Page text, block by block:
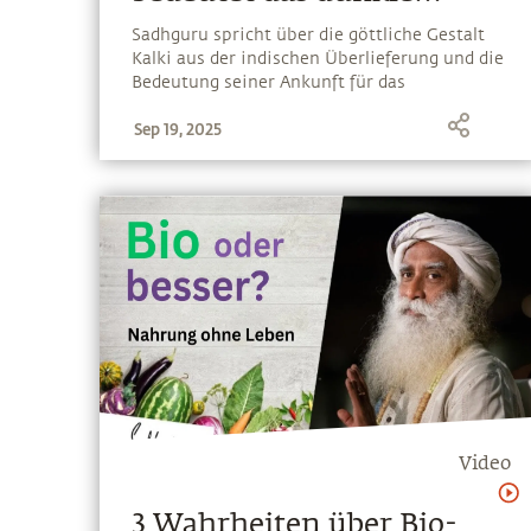
Zeitalter?
Sadhguru spricht über die göttliche Gestalt
Kalki aus der indischen Überlieferung und die
Bedeutung seiner Ankunft für das
auch mit den Weltzeitaltern oder Yugas, und
Sep 19, 2025
Video